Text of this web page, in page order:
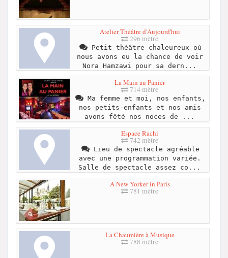
Atelier Théâtre d'Aujourd'hui
296 mètre
Petit théâtre chaleureux où
nous avons eu la chance de voir
Nora Hamzawi pour sa dern...
La Main au Panier
714 mètre
Ma femme et moi, nos enfants,
nos petits-enfants et nos amis
avons fêté nos noces de ...
Espace Rachi
742 mètre
Lieu de spectacle agréable
avec une programmation variée.
Salle de spectacle assez co...
A New Yorker in Paris
781 mètre
La Chaumière à Musique
788 mètre